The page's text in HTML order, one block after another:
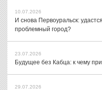
10.07.2026
И снова Первоуральск:
проблемный город?
23.07.2026
Будущее без Кабца: к чему
29.07.2026